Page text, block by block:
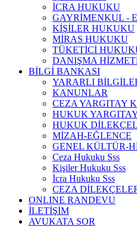
İCRA HUKUKU
GAYRİMENKUL -
KİŞİLER HUKUKU
MİRAS HUKUKU
TÜKETİCİ
DANIŞMA
BİLGİ BANKASI
YARARLI
KANUNLAR
CEZA YARGITAY
HUKUK
HUKUK
MİZAH-EĞLENCE
GENEL KÜLTÜR-
Ceza Hukuku Sss
Kişiler Hukuku Sss
İcra Hukuku Sss
CEZA
ONLINE RANDEVU
İLETİŞİM
AVUKATA SOR